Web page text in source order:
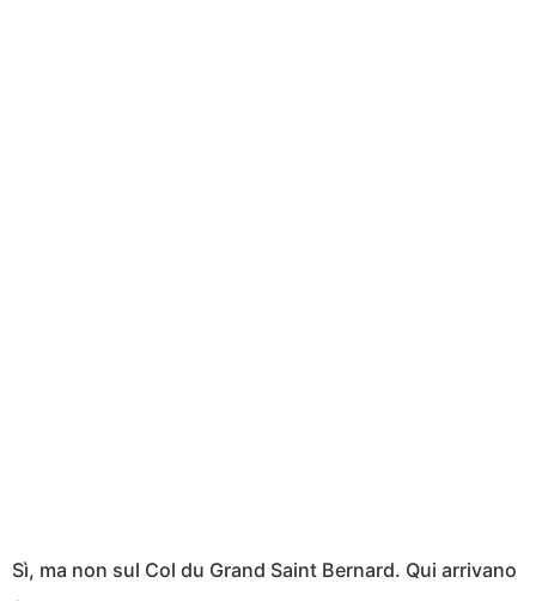
Sì, ma non sul Col du Grand Saint Bernard. Qui arrivano